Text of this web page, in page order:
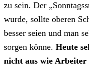
zu sein. Der
wurde, sollte oberen
besser seien und man
sorgen könne. Heute
nicht aus wie